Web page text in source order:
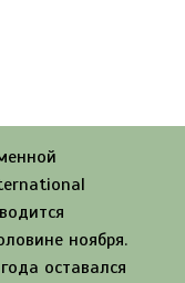
ноября.
оставался